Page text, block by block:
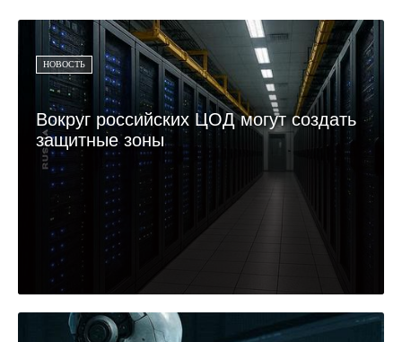
НОВОСТЬ
Вокруг российских ЦОД могут создать
защитные зоны